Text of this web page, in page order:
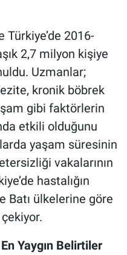
2016-
2,7 milyon kişiye
Uzmanlar;
kronik böbrek
gibi faktörlerin
etkili olduğunu
yaşam süresinin
vakalarının
hastalığın
Batı ülkelerine göre
Yaygın Belirtiler